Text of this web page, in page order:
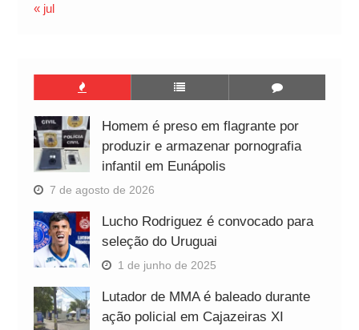
« jul
Homem é preso em flagrante por
produzir e armazenar pornografia
infantil em Eunápolis
7 de agosto de 2026
Lucho Rodriguez é convocado para
seleção do Uruguai
1 de junho de 2025
Lutador de MMA é baleado durante
ação policial em Cajazeiras XI